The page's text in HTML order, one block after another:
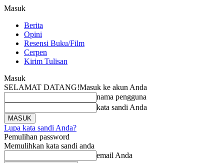
Masuk
Berita
Opini
Resensi Buku/Film
Cerpen
Kirim Tulisan
Masuk
SELAMAT DATANG!Masuk ke akun Anda
nama pengguna
kata sandi Anda
Lupa kata sandi Anda?
Pemulihan password
Memulihkan kata sandi anda
email Anda